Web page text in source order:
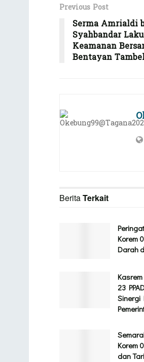
Previous Post
Serma Amrialdi
Syahbandar
Keamanan
Bentayan
BeritaTerkait
Korem
Darah
23
Sinergi
Korem
dan